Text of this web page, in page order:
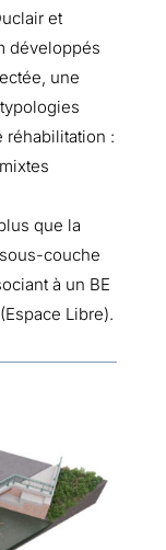
et
développés
une
réhabilitation :
que la
couche
à un BE
Libre).